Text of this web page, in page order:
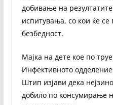
добивање на
испитувања, со кои ќе се
безбедност.
Мајка на дете кое по
Инфективното
Штип изјави дека
добило по консумирање